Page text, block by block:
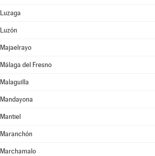
Luzaga
Luzón
Majaelrayo
Málaga del Fresno
Malaguilla
Mandayona
Mantiel
Maranchón
Marchamalo